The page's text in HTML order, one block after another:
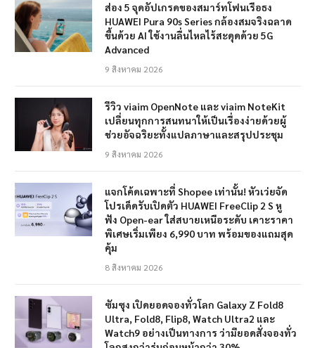
ส่อง 5 จุดอัปเกรดของสมาร์ทโฟนเรือธง
HUAWEI Pura 90s Series กล้องสมจริงฉลาด
ขึ้นด้วย AI ใช้งานลื่นไหลไร้สะดุดด้วย 5G
Advanced
9 สิงหาคม 2026
รีวิว viaim OpenNote และ viaim NoteKit
เปลี่ยนทุกการสนทนาให้เป็นเรื่องง่ายด้วยผู้
ช่วยอัจฉริยะทั้งแปลภาษาและสรุปประชุม
9 สิงหาคม 2026
แจกโค้ดเฉพาะที่ Shopee เท่านั้น! หัวเว่ยจัด
โปรเด็ดรับเปิดตัว HUAWEI FreeClip 2 S หู
ฟัง Open-ear ใส่สบายเหนือระดับ เคาะราคา
พิเศษเริ่มเพียง 6,990 บาท พร้อมของแถมสุด
คุ้ม
8 สิงหาคม 2026
ซัมซุง เปิดยอดจองทั่วโลก Galaxy Z Fold8
Ultra, Fold8, Flip8, Watch Ultra2 และ
Watch9 อย่างเป็นทางการ ว่ามียอดสั่งจองทั่ว